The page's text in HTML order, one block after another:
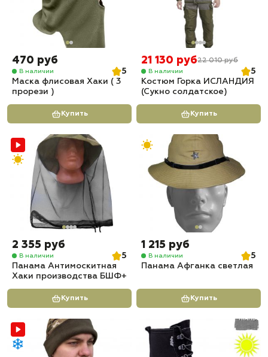
470 руб
В наличии
5
Маска флисовая Хаки ( 3
прорези )
Купить
21 130 руб22 010 руб
В наличии
5
Костюм Горка ИСЛАНДИЯ
(Сукно солдатское)
Купить
2 355 руб
В наличии
5
Панама Антимоскитная
Хаки производства БШФ+
Купить
1 215 руб
В наличии
5
Панама Афганка светлая
Купить